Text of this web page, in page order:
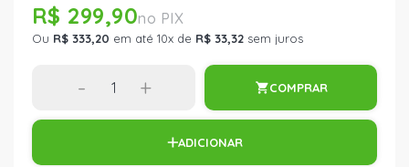
R$ 299,90
Ou R$ 333,20 em até 10x de R$ 33,32 sem juros
- + COMPRAR
ADICIONAR